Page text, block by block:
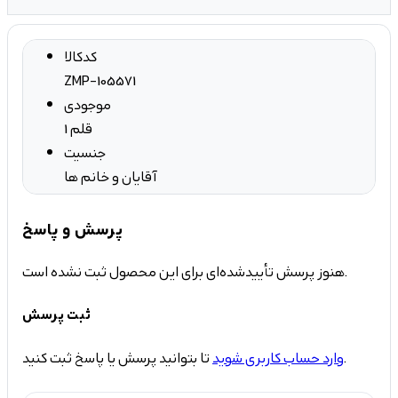
کدکالا
ZMP-105571
موجودی
1 قلم
جنسیت
آقایان و خانم ها
پرسش و پاسخ
هنوز پرسش تأییدشده‌ای برای این محصول ثبت نشده است.
ثبت پرسش
وارد حساب کاربری شویدتا بتوانید پرسش یا پاسخ ثبت کنید.